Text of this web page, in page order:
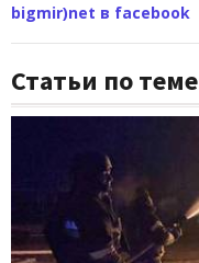
bigmir)net в facebook
Статьи по теме